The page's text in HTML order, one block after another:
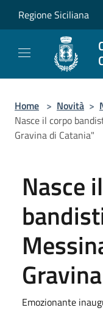
Regione Siciliana
Home > Novità >
Nasce il corpo
Gravina di Catania"
Nasce
Emozionante